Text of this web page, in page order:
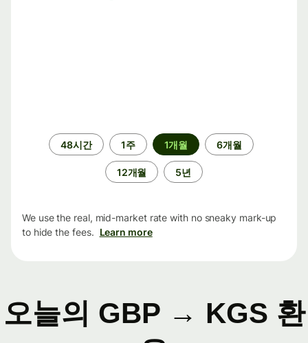
48시간 1주 1개월 6개월
12개월 5년
We use the real, mid-market rate with no sneaky mark-up
to hide the fees. Learn more
오늘의 GBP → KGS 환